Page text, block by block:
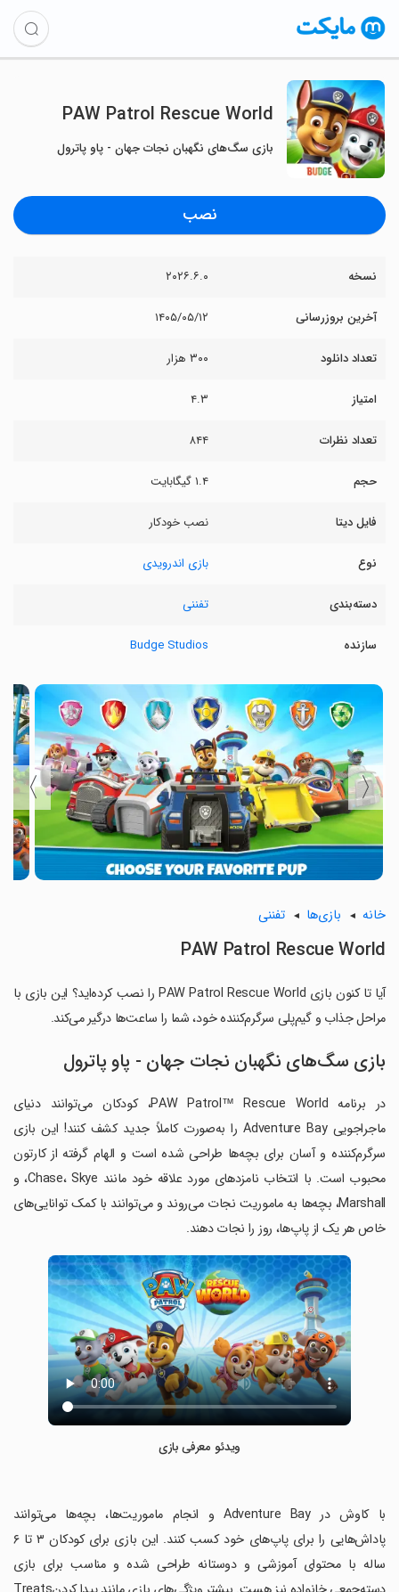
PAW Patrol Rescue World
بازی سگ‌های نگهبان نجات جهان - پاو پاترول
نصب
نسخه ۲۰۲۶.۶.۰
آخرین بروزرسانی ۱۴۰۵/۰۵/۱۲
تعداد دانلود ۳۰۰ هزار
امتیاز ۴.۳
تعداد نظرات ۸۴۴
حجم ۱.۴ گیگابایت
فایل دیتا نصب خودکار
نوع بازی اندرویدی
دسته‌بندی تفننی
سازنده Budge Studios
〈
〉
خانه بازی‌ها تفننی
PAW Patrol Rescue World
آیا تا کنون بازی PAW Patrol Rescue World را نصب کرده‌اید؟ این بازی با
مراحل جذاب و گیم‌پلی سرگرم‌کننده خود، شما را ساعت‌ها درگیر می‌کند.
بازی سگ‌های نگهبان نجات جهان - پاو پاترول
در برنامه PAW Patrol™ Rescue World، کودکان می‌توانند دنیای
ماجراجویی Adventure Bay را به‌صورت کاملاً جدید کشف کنند! این بازی
سرگرم‌کننده و آسان برای بچه‌ها طراحی شده است و الهام گرفته از کارتون
محبوب است. با انتخاب نامزدهای مورد علاقه خود مانند Chase، Skye، و
Marshall، بچه‌ها به ماموریت نجات می‌روند و می‌توانند با کمک توانایی‌های
خاص هر یک از پاپ‌ها، روز را نجات دهند.
ویدئو معرفی بازی
‏با کاوش در Adventure Bay و انجام ماموریت‌ها، بچه‌ها می‌توانند
پاداش‌هایی را برای پاپ‌های خود کسب کنند. این بازی برای کودکان ۳ تا ۶
ساله با محتوای آموزشی و دوستانه طراحی شده و مناسب برای بازی